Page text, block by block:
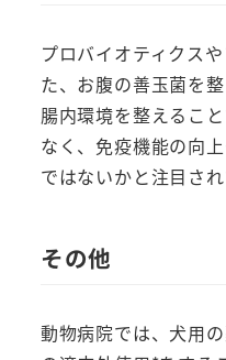
プロバイオティクス
た、お腹の善玉菌を
腸内環境を整えるこ
なく、免疫機能の向
ではないかと注目され
その他
動物病院では、犬用